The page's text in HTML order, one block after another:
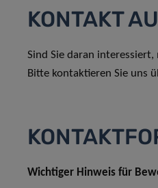
KONTAKT
Sind Sie daran
Bitte kontaktieren Sie uns
Wichtiger Hinweis für